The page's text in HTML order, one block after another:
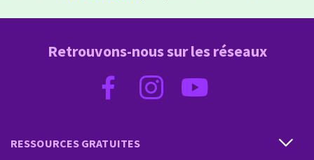
RESSOURCES GRATUITES
Retrouvons-nous sur les réseaux